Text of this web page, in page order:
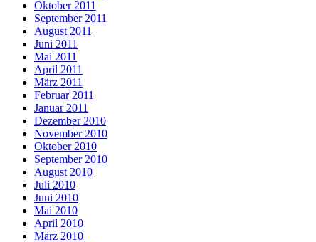
Oktober 2011
September 2011
August 2011
Juni 2011
Mai 2011
April 2011
März 2011
Februar 2011
Januar 2011
Dezember 2010
November 2010
Oktober 2010
September 2010
August 2010
Juli 2010
Juni 2010
Mai 2010
April 2010
März 2010